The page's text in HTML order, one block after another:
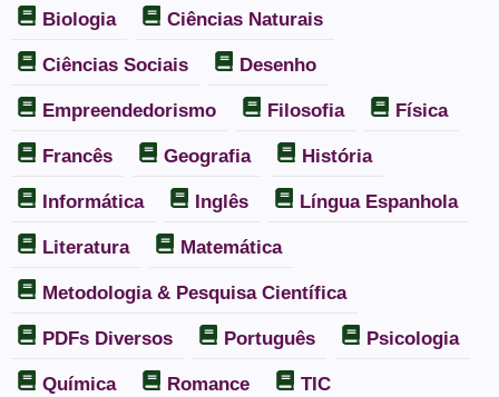
Biologia Ciências Naturais
Ciências Sociais Desenho
Empreendedorismo Filosofia Física
Francês Geografia História
Informática Inglês Língua Espanhola
Literatura Matemática
Metodologia & Pesquisa Científica
PDFs Diversos Português Psicologia
Química Romance TIC